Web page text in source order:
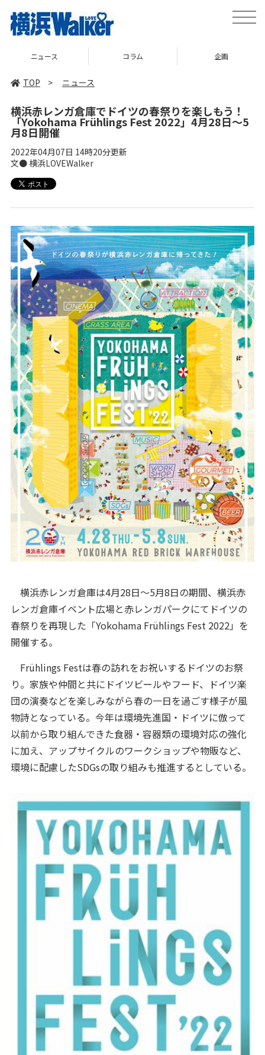
toggle
コラム 企画
TOP > ニュース
横浜赤レンガ倉庫でドイツの春祭りを楽しもう！
「Yokohama Frühlings Fest 2022」4月28日～5
月8日開催
2022年04月07日 14時20分更新
文● 横浜LOVEWalker
横浜赤レンガ倉庫は4月28日～5月8日の期間、横浜赤
レンガ倉庫イベント広場と赤レンガパークにてドイツの
春祭りを再現した「Yokohama Frühlings Fest 2022」を
開催する。
Frühlings Festは春の訪れをお祝いするドイツのお祭
り。家族や仲間と共にドイツビールやフード、ドイツ楽
団の演奏などを楽しみながら春の一日を過ごす様子が風
物詩となっている。今年は環境先進国・ドイツに倣って
以前から取り組んできた食器・容器類の環境対応の強化
に加え、アップサイクルのワークショップや物販など、
環境に配慮したSDGsの取り組みも推進するとしている。